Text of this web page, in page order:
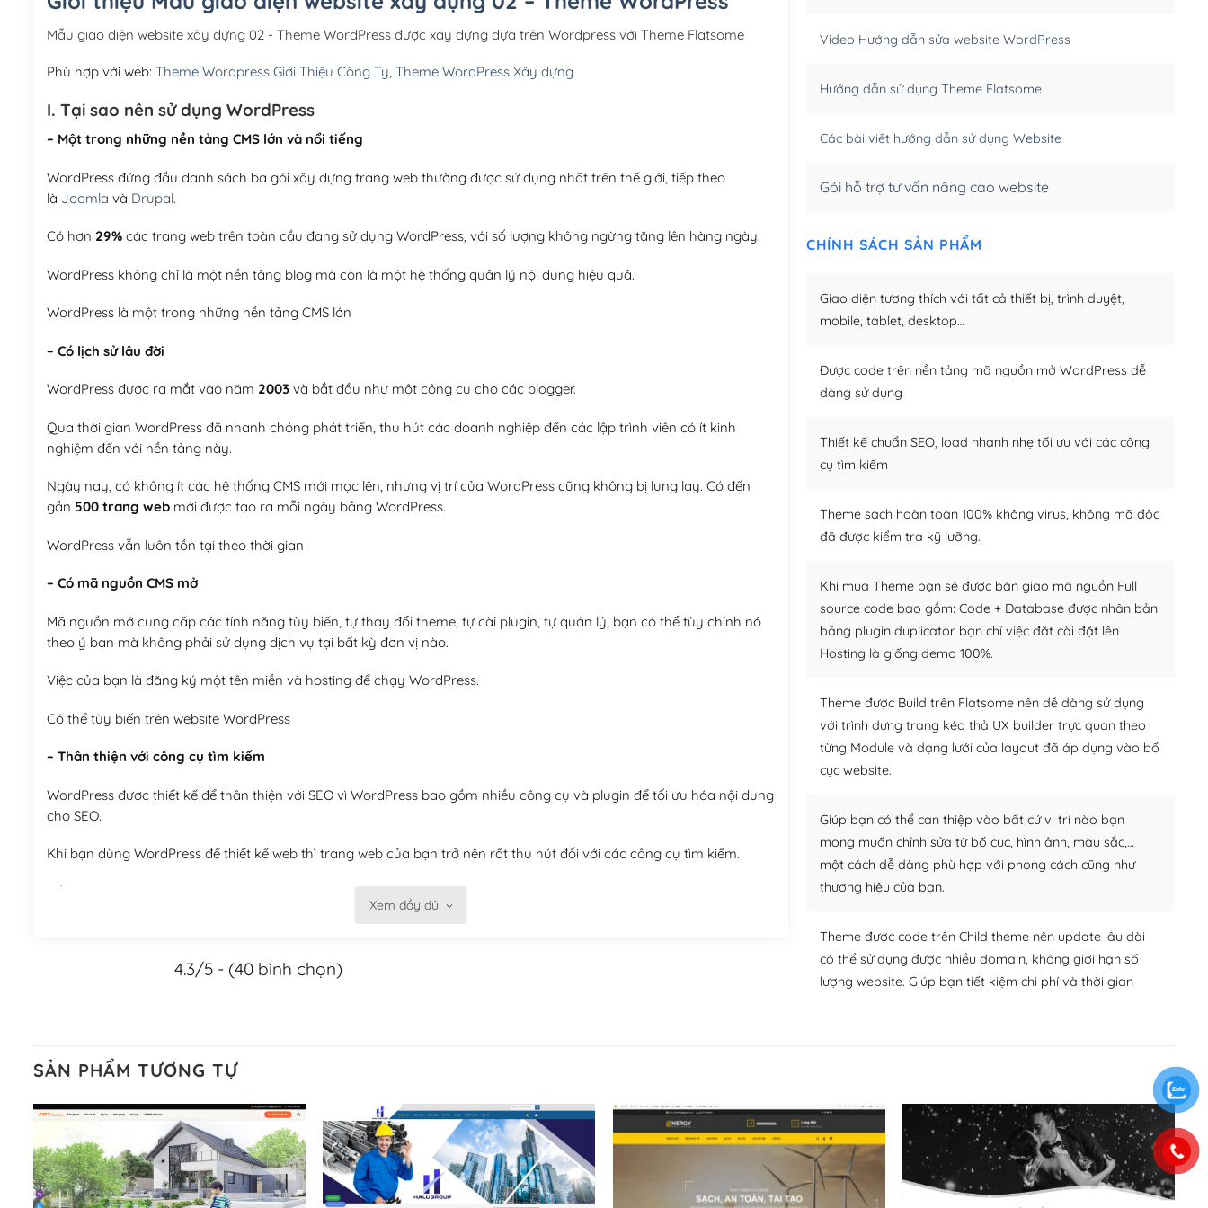
Hosting 3GB SSD (1 năm)
(+950,000₫)
Mẫu giao diện website xây dựng 02 - Theme WordPress được xây dựng dựa trên Wordpress với Theme Flatsome
Phù hợp với web: Theme Wordpress Giới Thiệu Công Ty, Theme WordPress Xây dựng
I. Tại sao nên sử dụng WordPress
– Một trong những nền tảng CMS lớn và nổi tiếng
WordPress đứng đầu danh sách ba gói xây dựng trang web thường được sử dụng nhất trên thế giới, tiếp theo
là Joomla và Drupal.
Có hơn 29%các trang web trên toàn cầu đang sử dụng WordPress, với số lượng không ngừng tăng lên hàng ngày.
WordPress không chỉ là một nền tảng blog mà còn là một hệ thống quản lý nội dung hiệu quả.
WordPress là một trong những nền tảng CMS lớn
– Có lịch sử lâu đời
WordPress được ra mắt vào năm 2003và bắt đầu như một công cụ cho các blogger.
Qua thời gian WordPress đã nhanh chóng phát triển, thu hút các doanh nghiệp đến các lập trình viên có ít kinh
nghiệm đến với nền tảng này.
Ngày nay, có không ít các hệ thống CMS mới mọc lên, nhưng vị trí của WordPress cũng không bị lung lay. Có đến
gần 500 trang webmới được tạo ra mỗi ngày bằng WordPress.
WordPress vẫn luôn tồn tại theo thời gian
– Có mã nguồn CMS mở
Mã nguồn mở cung cấp các tính năng tùy biến, tự thay đổi theme, tự cài plugin, tự quản lý, bạn có thể tùy chỉnh nó
theo ý bạn mà không phải sử dụng dịch vụ tại bất kỳ đơn vị nào.
Việc của bạn là đăng ký một tên miền và hosting để chạy WordPress.
Có thể tùy biến trên website WordPress
– Thân thiện với công cụ tìm kiếm
WordPress được thiết kế để thân thiện với SEO vì WordPress bao gồm nhiều công cụ và plugin để tối ưu hóa nội dung
cho SEO.
Khi bạn dùng WordPress để thiết kế web thì trang web của bạn trở nên rất thu hút đối với các công cụ tìm kiếm.
Tối ưu hóa công cụ tìm kiếm
Khi bạn sử dụng WordPress, thì vấn đề giao diện của bạn trở nên dễ dàng và nhanh chóng. Với kho Theme
– Sở hữu một cộng đồng lớn, sẵn sàng hỗ trợ
WordPress là nơi lưu trữ cho một diễn đàn cộng đồng khổng lồ được kiểm duyệt bởi các nhân viên và những người
cuồng tín WordPress.
Xem đầy đủ
4.3/5 - (40 bình chọn)
Video Hướng dẫn sửa website WordPress
Hướng dẫn sử dụng Theme Flatsome
Các bài viết hướng dẫn sử dụng Website
Gói hỗ trợ tư vấn nâng cao website
CHÍNH SÁCH SẢN PHẨM
Giao diện tương thích với tất cả thiết bị, trình duyệt,
mobile, tablet, desktop…
Được code trên nền tảng mã nguồn mở WordPress dễ
dàng sử dụng
Thiết kế chuẩn SEO, load nhanh nhẹ tối ưu với các công
cụ tìm kiếm
Theme sạch hoàn toàn 100% không virus, không mã độc
đã được kiểm tra kỹ lưỡng.
Khi mua Theme bạn sẽ được bàn giao mã nguồn Full
source code bao gồm: Code + Database được nhân bản
bằng plugin duplicator bạn chỉ việc đăt cài đặt lên
Hosting là giống demo 100%.
Theme được Build trên Flatsome nên dễ dàng sử dụng
với trình dựng trang kéo thả UX builder trực quan theo
từng Module và dạng lưới của layout đã áp dụng vào bố
cục website.
Giúp bạn có thể can thiệp vào bất cứ vị trí nào bạn
mong muốn chỉnh sửa từ bố cục, hình ảnh, màu sắc,…
một cách dễ dàng phù hợp với phong cách cũng như
thương hiệu của bạn.
Theme được code trên Child theme nên update lâu dài
có thể sử dụng được nhiều domain, không giới hạn số
lượng website. Giúp bạn tiết kiệm chi phí và thời gian
SẢN PHẨM TƯƠNG TỰ